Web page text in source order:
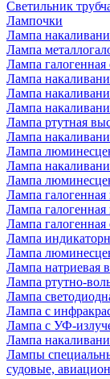
Светильник
Лампочки
Лампа
Лампа
Лампа галогенная
Лампа
Лампа
Лампа
Лампа ртутная
Лампа
Лампа
Лампа
Лампа
Лампа галогенная
Лампа галогенная
Лампа галогенная
Лампа
Лампа
Лампа натриевая
Лампа ртутно-
Лампа
Лампа с
Лампа с УФ-
Лампа
Лампы
судовые,